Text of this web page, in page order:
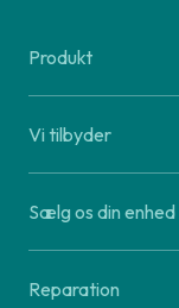
Produkt
Vi tilbyder
Sælg os din enhed
Reparation